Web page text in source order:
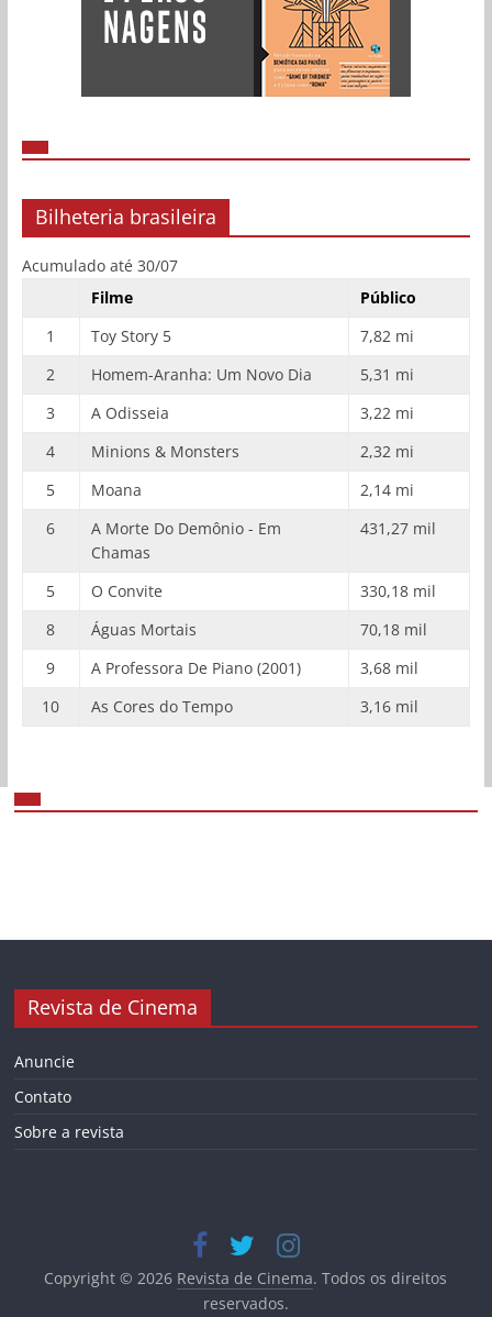
Bilheteria brasileira
Acumulado até 30/07
Filme
Público
1
Toy Story 5
7,82 mi
2
Homem-Aranha: Um Novo Dia
5,31 mi
3
A Odisseia
3,22 mi
4
Minions & Monsters
2,32 mi
5
Moana
2,14 mi
6
A Morte Do Demônio - Em
Chamas
431,27 mil
5 O Convite
330,18 mil
8
Águas Mortais
70,18 mil
9
A Professora De Piano (2001)
3,68 mil
10
As Cores do Tempo 3,16 mil
Revista de Cinema
Anuncie
Contato
Sobre a revista
Copyright © 2026 Revista de Cinema. Todos os direitos
reservados.